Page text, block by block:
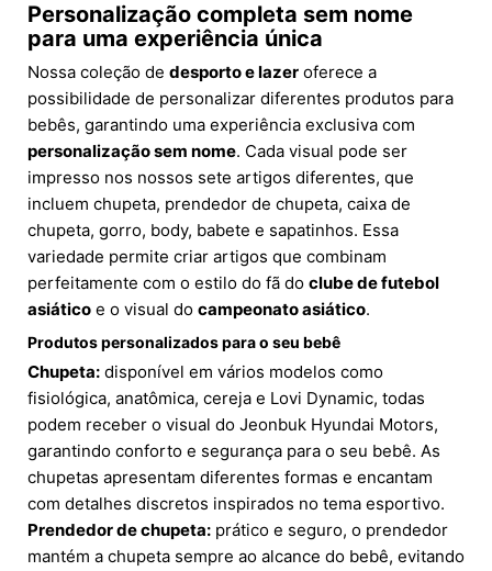
Personalização completa sem nome
para uma experiência única
Nossa coleção de desporto e lazer oferece a
possibilidade de personalizar diferentes produtos para
bebês, garantindo uma experiência exclusiva com
personalização sem nome. Cada visual pode ser
impresso nos nossos sete artigos diferentes, que
incluem chupeta, prendedor de chupeta, caixa de
chupeta, gorro, body, babete e sapatinhos. Essa
variedade permite criar artigos que combinam
perfeitamente com o estilo do fã do clube de futebol
asiático e o visual do campeonato asiático.
Produtos personalizados para o seu bebê
Chupeta: disponível em vários modelos como
fisiológica, anatômica, cereja e Lovi Dynamic, todas
podem receber o visual do Jeonbuk Hyundai Motors,
garantindo conforto e segurança para o seu bebê. As
chupetas apresentam diferentes formas e encantam
com detalhes discretos inspirados no tema esportivo.
Prendedor de chupeta: prático e seguro, o prendedor
mantém a chupeta sempre ao alcance do bebê, evitando